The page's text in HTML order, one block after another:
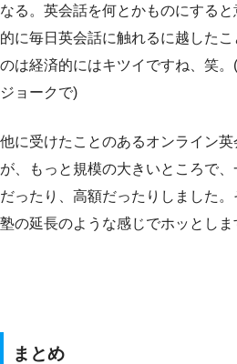
なる。英会話を何とかものにする
的に毎日英会話に触れるに越した
のは経済的にはキツイですね、笑
ジョークで)
他に受けたことのあるオンライン
が、もっと規模の大きいところで
だったり、高額だったりしました
塾の延長のような感じでホッとしま
まとめ